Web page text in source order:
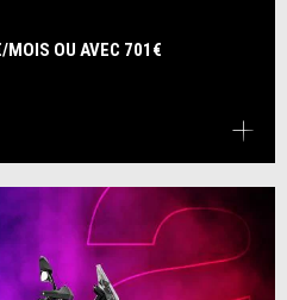
MOIS OU AVEC 701€